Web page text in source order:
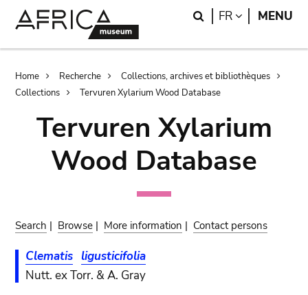
Search
FR LANGUAGE
MENU
Breadcrumb
Home Recherche
Collections, archives et bibliothèques
Collections
Tervuren Xylarium Wood Database
Tervuren Xylarium
Wood Database
Search | Browse | More information | Contact persons
Clematis ligusticifolia
Nutt. ex Torr. & A. Gray